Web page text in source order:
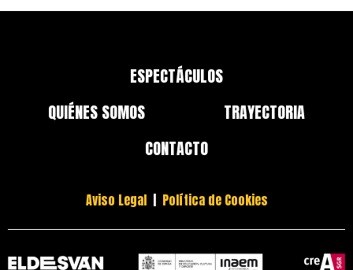
ESPECTÁCULOS
QUIÉNES SOMOS
TRAYECTORIA
CONTACTO
Aviso Legal | Política de Cookies